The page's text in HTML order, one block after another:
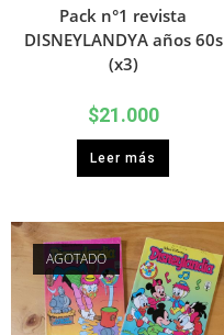
Pack n°1 revista
DISNEYLANDYA años 60s
(x3)
$21.000
Leer más
AGOTADO